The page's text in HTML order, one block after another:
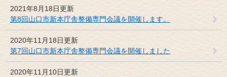
2021年8月18日更新
第8回山口市新本庁舎整備専門会議を開催します。
2020年11月18日更新
第7回山口市新本庁舎整備専門会議を開催しました
2020年11月10日更新